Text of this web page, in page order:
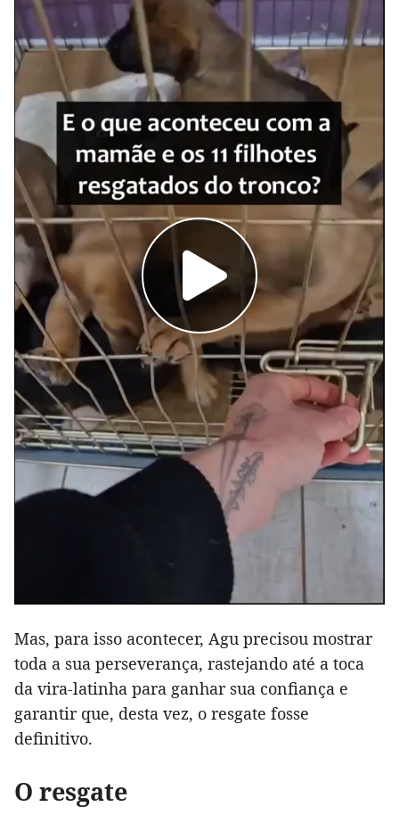
Mas, para isso acontecer, Agu precisou mostrar
toda a sua perseverança, rastejando até a toca
da vira-latinha para ganhar sua confiança e
garantir que, desta vez, o resgate fosse
definitivo.
O resgate